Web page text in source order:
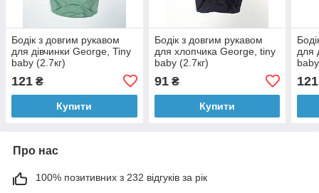
Бодік з довгим рукавом
для дівчинки George, Tiny
baby (2.7кг)
121 ₴
Купити
Бодік з довгим рукавом
для хлопчика George, tiny
baby (2.7кг)
91₴
Купити
для
121
Про нас
100% позитивних з 232 відгуків за рік